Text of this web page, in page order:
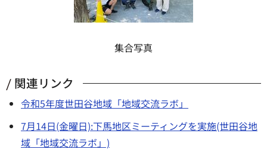
集合写真
関連リンク
令和5年度世田谷地域「地域交流ラボ」
7月14日(金曜日):下馬地区ミーティングを実施(世田谷地
域「地域交流ラボ」)